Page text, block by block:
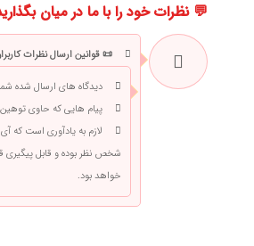
💬 نظرات خود را با ما در میان
📜 قوانین ارسال نظرات
دیدگاه های ارسال شده
پیام هایی که حاوی
لازم به یادآوری است
شخص نظر بوده و قابل
خواهد بود.